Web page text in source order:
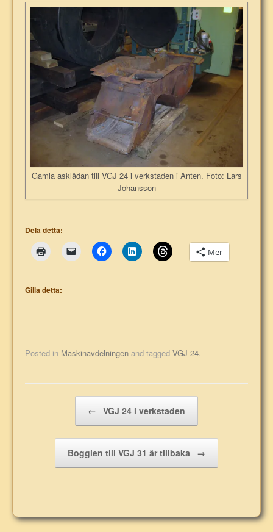
Gamla asklådan till VGJ 24 i verkstaden i Anten. Foto: Lars
Johansson
Dela detta:
Mer
Gilla detta:
Posted in Maskinavdelningen and tagged VGJ 24.
← VGJ 24 i verkstaden
Boggien till VGJ 31 är tillbaka →